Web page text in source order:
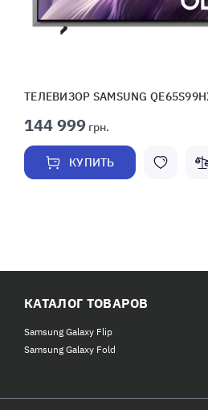
ТЕЛЕВИЗОР SAMSUNG
144 999 грн.
КУПИТЬ
КАТАЛОГ ТОВАРОВ
Samsung Galaxy Flip
Samsung Galaxy Fold